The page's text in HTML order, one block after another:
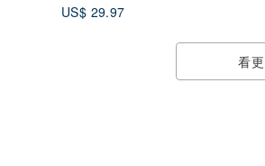
US$ 29.97
看